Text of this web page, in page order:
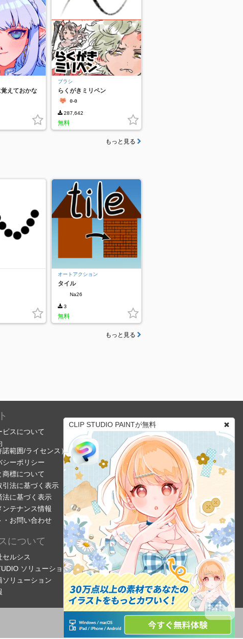
えておかな
帯ペン
ブラシ
らくがきミリペン
θ-θ
287,642
無料
もっと見る
オートアクション
タイル
Na26
3
無料
もっと見る
CLIP STUDIO PAINTが無料
ビスについて
諾範囲/ライセンス）
シーポリシー
商標について
引法に基づく表示
法に基づく表示
ンテナンス情報
・お問い合わせ
について
セルシス
ソリューション
ソリューション